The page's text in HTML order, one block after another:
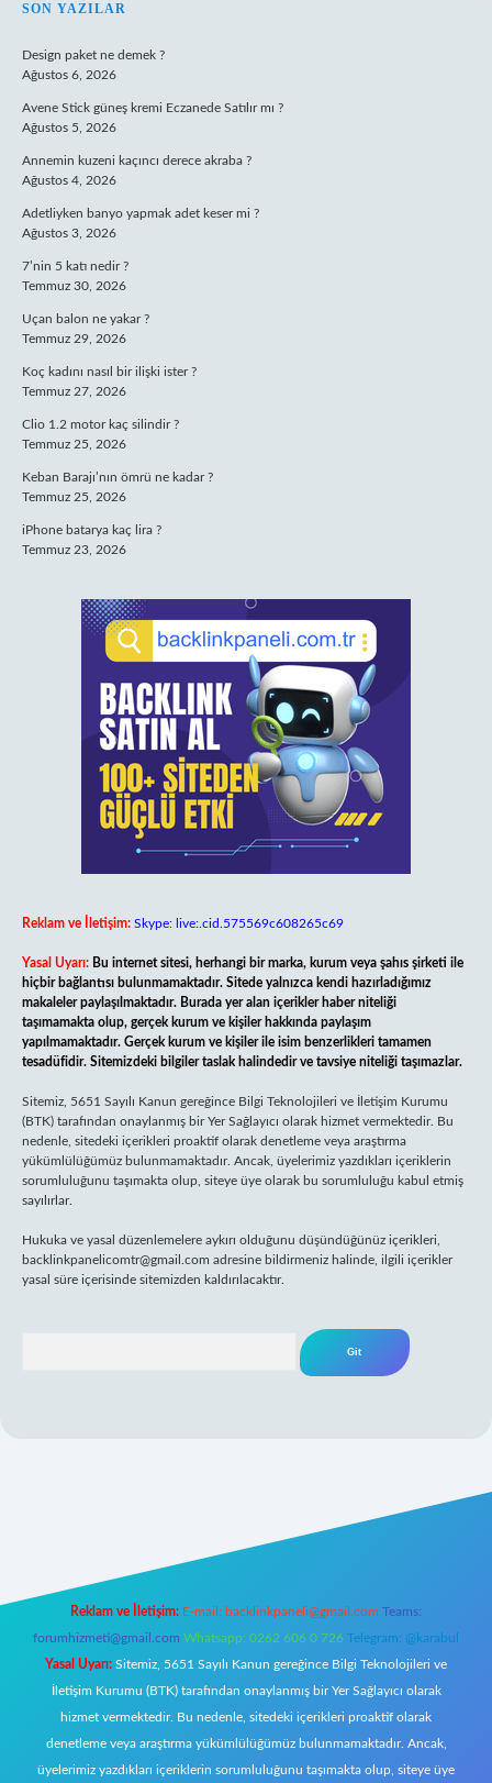
SIDEBAR
SON YAZILAR
Design paket ne demek ?
Ağustos 6, 2026
Avene Stick güneş kremi Eczanede Satılır mı ?
Ağustos 5, 2026
Annemin kuzeni kaçıncı derece akraba ?
Ağustos 4, 2026
Adetliyken banyo yapmak adet keser mi ?
Ağustos 3, 2026
7’nin 5 katı nedir ?
Temmuz 30, 2026
Uçan balon ne yakar ?
Temmuz 29, 2026
Koç kadını nasıl bir ilişki ister ?
Temmuz 27, 2026
Clio 1.2 motor kaç silindir ?
Temmuz 25, 2026
Keban Barajı’nın ömrü ne kadar ?
Temmuz 25, 2026
iPhone batarya kaç lira ?
Temmuz 23, 2026
Reklam ve İletişim: Skype: live:.cid.575569c608265c69
Yasal Uyarı: Bu internet sitesi, herhangi bir marka, kurum veya şahıs şirketi ile
hiçbir bağlantısı bulunmamaktadır. Sitede yalnızca kendi hazırladığımız
makaleler paylaşılmaktadır. Burada yer alan içerikler haber niteliği
taşımamakta olup, gerçek kurum ve kişiler hakkında paylaşım
yapılmamaktadır. Gerçek kurum ve kişiler ile isim benzerlikleri tamamen
tesadüfidir. Sitemizdeki bilgiler taslak halindedir ve tavsiye niteliği taşımazlar.
Sitemiz, 5651 Sayılı Kanun gereğince Bilgi Teknolojileri ve İletişim Kurumu
(BTK) tarafından onaylanmış bir Yer Sağlayıcı olarak hizmet vermektedir. Bu
nedenle, sitedeki içerikleri proaktif olarak denetleme veya araştırma
yükümlülüğümüz bulunmamaktadır. Ancak, üyelerimiz yazdıkları içeriklerin
sorumluluğunu taşımakta olup, siteye üye olarak bu sorumluluğu kabul etmiş
sayılırlar.
Hukuka ve yasal düzenlemelere aykırı olduğunu düşündüğünüz içerikleri,
backlinkpanelicomtr@gmail.com adresine bildirmeniz halinde, ilgili içerikler
yasal süre içerisinde sitemizden kaldırılacaktır.
Reklam ve İletişim: E-mail: backlinkpaneli@gmail.com Teams:
forumhizmeti@gmail.com Whatsapp: 0262 606 0 726 Telegram: @karabul
Yasal Uyarı: Sitemiz, 5651 Sayılı Kanun gereğince Bilgi Teknolojileri ve
İletişim Kurumu (BTK) tarafından onaylanmış bir Yer Sağlayıcı olarak
hizmet vermektedir. Bu nedenle, sitedeki içerikleri proaktif olarak
denetleme veya araştırma yükümlülüğümüz bulunmamaktadır. Ancak,
üyelerimiz yazdıkları içeriklerin sorumluluğunu taşımakta olup, siteye üye